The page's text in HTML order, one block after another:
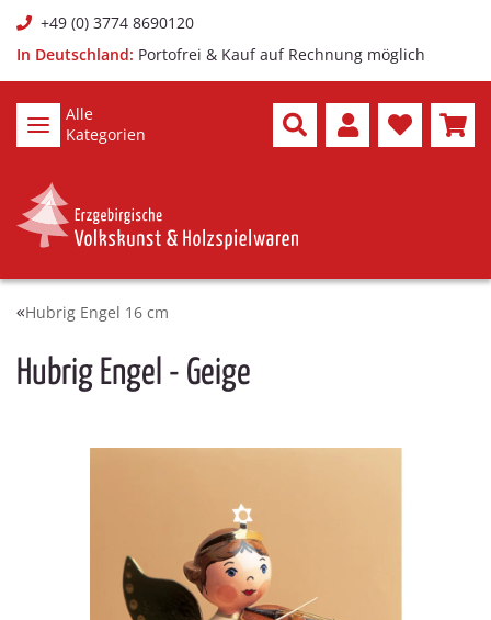
+49 (0) 3774 8690120
In Deutschland: Portofrei & Kauf auf Rechnung möglich
Alle
Kategorien
Hubrig Engel 16 cm
Hubrig Engel - Geige